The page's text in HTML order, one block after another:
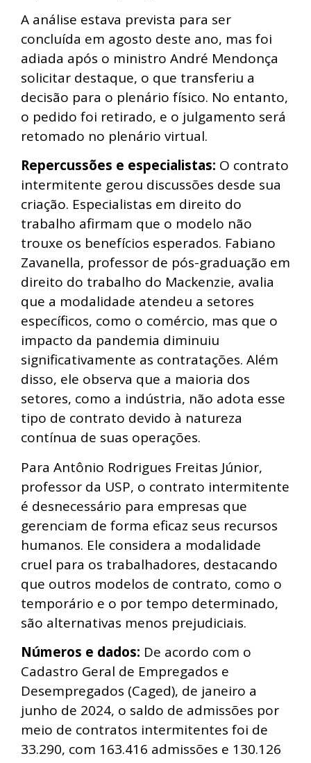
A análise estava prevista para ser
concluída em agosto deste ano, mas foi
adiada após o ministro André Mendonça
solicitar destaque, o que transferiu a
decisão para o plenário físico. No entanto,
o pedido foi retirado, e o julgamento será
retomado no plenário virtual.
Repercussões e especialistas: O contrato
intermitente gerou discussões desde sua
criação. Especialistas em direito do
trabalho afirmam que o modelo não
trouxe os benefícios esperados. Fabiano
Zavanella, professor de pós-graduação em
direito do trabalho do Mackenzie, avalia
que a modalidade atendeu a setores
específicos, como o comércio, mas que o
impacto da pandemia diminuiu
significativamente as contratações. Além
disso, ele observa que a maioria dos
setores, como a indústria, não adota esse
tipo de contrato devido à natureza
contínua de suas operações.
Para Antônio Rodrigues Freitas Júnior,
professor da USP, o contrato intermitente
é desnecessário para empresas que
gerenciam de forma eficaz seus recursos
humanos. Ele considera a modalidade
cruel para os trabalhadores, destacando
que outros modelos de contrato, como o
temporário e o por tempo determinado,
são alternativas menos prejudiciais.
Números e dados: De acordo com o
Cadastro Geral de Empregados e
Desempregados (Caged), de janeiro a
junho de 2024, o saldo de admissões por
meio de contratos intermitentes foi de
33.290, com 163.416 admissões e 130.126